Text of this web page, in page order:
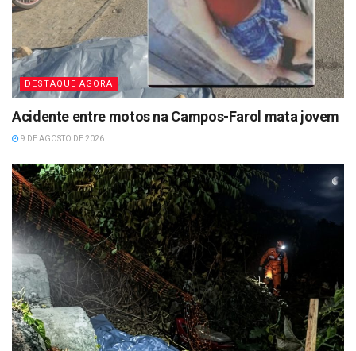
DESTAQUE AGORA
Acidente entre motos na Campos-Farol mata jovem
9 DE AGOSTO DE 2026